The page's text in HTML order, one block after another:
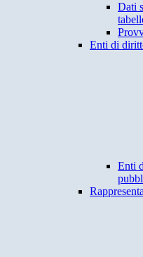
Dati
Enti di
Enti